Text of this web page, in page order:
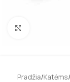
Pradžia Katėms